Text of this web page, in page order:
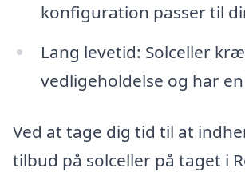
konfiguration passer til
Lang levetid: Solceller
vedligeholdelse og har
Ved at tage dig tid til at
tilbud på solceller på taget i